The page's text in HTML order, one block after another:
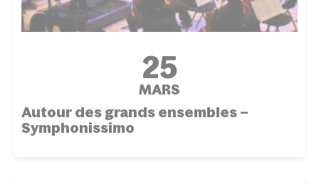
25
MARS
Autour des grands ensembles –
Symphonissimo